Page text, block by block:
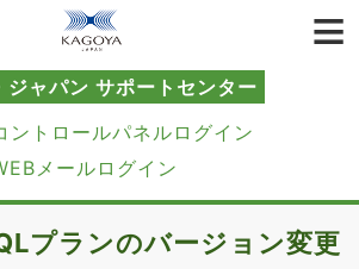
ジャパン サポートセンター
ントロールパネルログイン
メールログイン
プランのバージョン変更